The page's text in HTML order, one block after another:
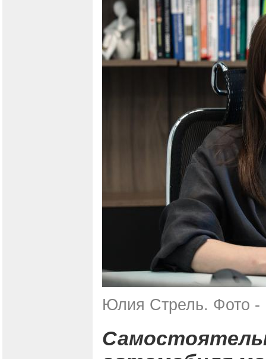
Юлия Стрель. Фото -